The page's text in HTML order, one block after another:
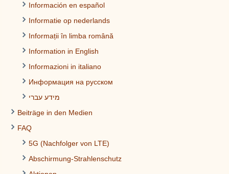
Información en español
Informatie op nederlands
Informații în limba română
Information in English
Informazioni in italiano
Информация на русском
מידע עברי
Beiträge in den Medien
FAQ
5G (Nachfolger von LTE)
Abschirmung-Strahlenschutz